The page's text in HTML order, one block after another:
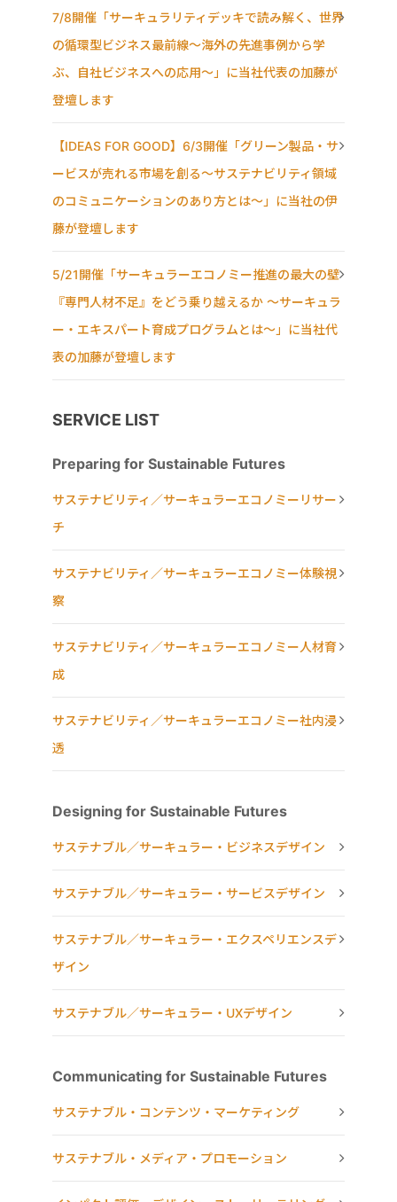
7/8開催「サーキュラリティデッキで読み解く、世界
の循環型ビジネス最前線〜海外の先進事例から学
ぶ、自社ビジネスへの応用〜」に当社代表の加藤が
登壇します
【IDEAS FOR GOOD】6/3開催「グリーン製品・サ
ービスが売れる市場を創る〜サステナビリティ領域
のコミュニケーションのあり方とは〜」に当社の伊
藤が登壇します
5/21開催「サーキュラーエコノミー推進の最大の壁
『専門人材不足』をどう乗り越えるか ～サーキュラ
ー・エキスパート育成プログラムとは～」に当社代
表の加藤が登壇します
SERVICE LIST
Preparing for Sustainable Futures
サステナビリティ／サーキュラーエコノミーリサー
チ
サステナビリティ／サーキュラーエコノミー体験視
察
サステナビリティ／サーキュラーエコノミー人材育
成
サステナビリティ／サーキュラーエコノミー社内浸
透
Designing for Sustainable Futures
サステナブル／サーキュラー・ビジネスデザイン
サステナブル／サーキュラー・サービスデザイン
サステナブル／サーキュラー・エクスペリエンスデ
ザイン
サステナブル／サーキュラー・UXデザイン
Communicating for Sustainable Futures
サステナブル・コンテンツ・マーケティング
サステナブル・メディア・プロモーション